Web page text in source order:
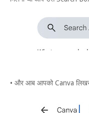
• और आब आपको Canva